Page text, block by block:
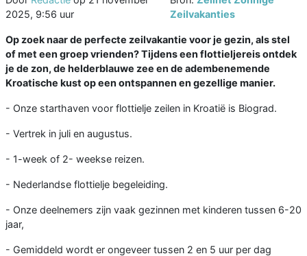
2025, 9:56 uur
Zeilvakanties
Op zoek naar de perfecte zeilvakantie voor je gezin, als stel
of met een groep vrienden? Tijdens een flottieljereis ontdek
je de zon, de helderblauwe zee en de adembenemende
Kroatische kust op een ontspannen en gezellige manier.
- Onze starthaven voor flottielje zeilen in Kroatië is Biograd.
- Vertrek in juli en augustus.
- 1-week of 2- weekse reizen.
- Nederlandse flottielje begeleiding.
- Onze deelnemers zijn vaak gezinnen met kinderen tussen 6-20
jaar,
- Gemiddeld wordt er ongeveer tussen 2 en 5 uur per dag